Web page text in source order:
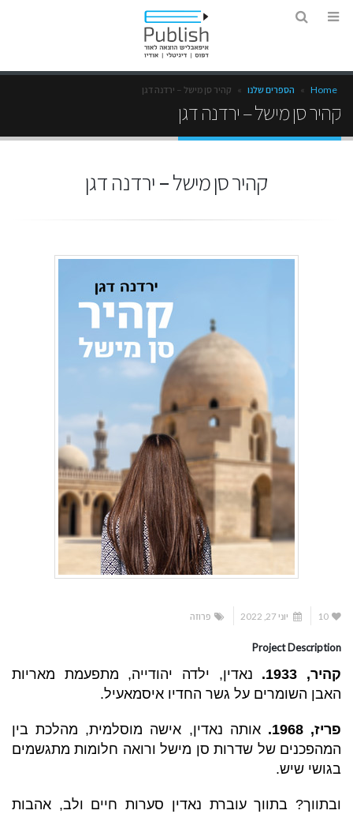
Home
» הספרים שלנו » קהיר סן מישל – ירדנה דגן
קהיר סן מישל – ירדנה דגן
קהיר סן מישל – ירדנה דגן
10 יוני 27, 2022 פרוזה
Project Description
קהיר, 1933.
נאדין, ילדה יהודייה, מתפעמת מאריות
האבן השומרים על גשר החדיו איסמאעיל.
פריז, 1968.
אותה נאדין, אישה מוסלמית, מהלכת בין
המהפכנים של שדרות סן מישל ורואה חלומות מתגשמים
בגושי שיש.
ובתווך? בתווך עוברת נאדין סערות חיים ולב, אהבות